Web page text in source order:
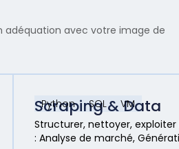
adéquation avec votre image de
Scraping & Data
Python SQL
VM
Structurer, nettoyer,
: Analyse de marché,